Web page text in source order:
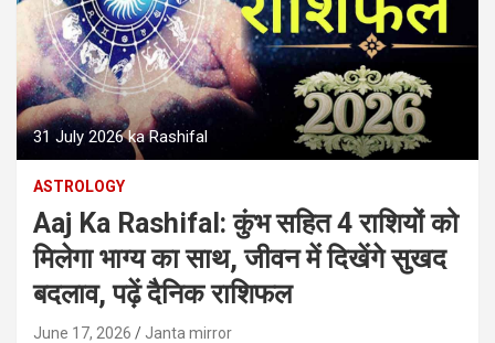
31 July 2026 ka Rashifal
ASTROLOGY
Aaj Ka Rashifal: कुंभ सहित 4 राशियों को
मिलेगा भाग्य का साथ, जीवन में दिखेंगे सुखद
बदलाव, पढ़ें दैनिक राशिफल
June 17, 2026 Janta mirror